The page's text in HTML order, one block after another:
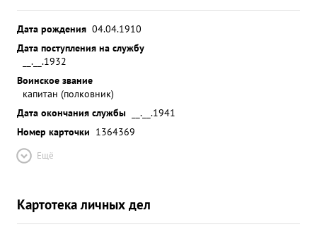
Дата рождения 04.04.1910
Дата поступления на службу
__.__.1932
Воинское звание
капитан (полковник)
Дата окончания службы
__.__.1941
Номер карточки 1364369
Ещё
Картотека личных дел